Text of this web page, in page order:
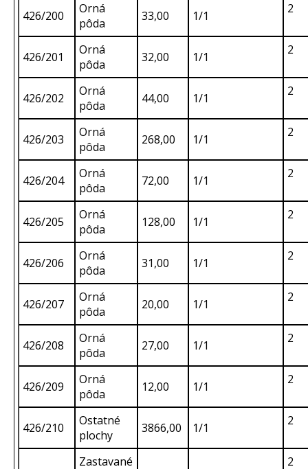
426/200
Orná
pôda
33,00 1/1 2
426/201
Orná
pôda
32,00 1/1 2
426/202
Orná
pôda
44,00 1/1 2
426/203
Orná
pôda
268,00 1/1 2
426/204
Orná
pôda
72,00 1/1 2
426/205
Orná
pôda
128,00 1/1 2
426/206
Orná
pôda
31,00 1/1 2
426/207
Orná
pôda
20,00 1/1 2
426/208
Orná
pôda
27,00 1/1 2
426/209
Orná
pôda
12,00 1/1 2
426/210
Ostatné
plochy
3866,00 1/1 2
Zastavané 2